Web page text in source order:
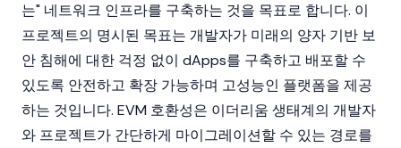
는" 네트워크 인프라를 구축하는 것을 목표로 합니다. 이
프로젝트의 명시된 목표는 개발자가 미래의 양자 기반 보
안 침해에 대한 걱정 없이 dApps를 구축하고 배포할 수
있도록 안전하고 확장 가능하며 고성능인 플랫폼을 제공
하는 것입니다. EVM 호환성은 이더리움 생태계의 개발자
와 프로젝트가 간단하게 마이그레이션할 수 있는 경로를